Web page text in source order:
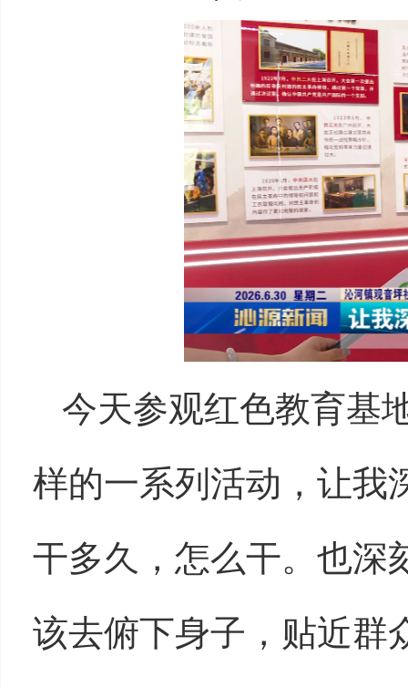
今天参观红色教育基
样的一系列活动，让我
干多久，怎么干。也深
该去俯下身子，贴近群